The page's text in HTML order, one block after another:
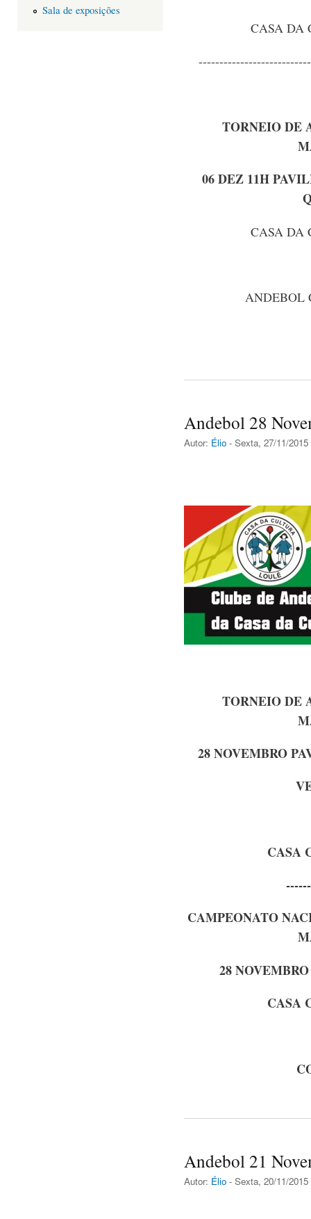
Sala de exposições
CASA DA
TORNEIO DE
06 DEZ 11H
CASA DA
ANDEBOL
Andebol 28
Autor: Élio - Sexta, 27/11/2015
TORNEIO DE
28 NOVEMBRO
CASA
CAMPEONATO
28
CASA
Andebol 21
Autor: Élio - Sexta, 20/11/2015